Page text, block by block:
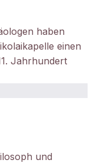
haben
einen
Jahrhundert
und